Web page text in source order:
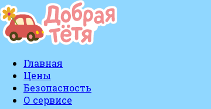
Главная
Цены
Безопасность
О сервисе